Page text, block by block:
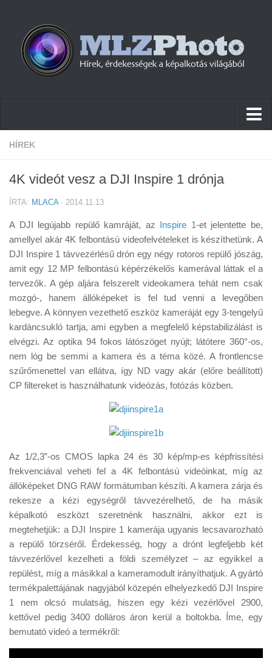
Hírek
Cikkek
Firmware
Tudástár
Tanácsok
Érdekességek
Helyszíni Riport
E-BB
HÍREK
4K videót vesz a DJI Inspire 1 drónja
ÍRTA: MLACA· 2014.11.13
A DJI legújabb repülő kamráját, az Inspire 1-et jelentette be,
amellyel akár 4K felbontású videofelvételeket is készíthetünk. A
DJI Inspire 1 távvezérlésű drón egy négy rotoros repülő jószág,
amit egy 12 MP felbontású képérzékelős kamerával láttak el a
tervezők. A gép aljára felszerelt videokamera tehát nem csak
mozgó-, hanem állóképeket is fel tud venni a levegőben
lebegve. A könnyen vezethető eszköz kameráját egy 3-tengelyű
kardáncsukló tartja, ami egyben a megfelelő képstabilizálást is
elvégzi. Az optika 94 fokos látószöget nyújt; látótere 360°-os,
nem lóg be semmi a kamera és a téma közé. A frontlencse
szűrőmenettel van ellátva, így ND vagy akár (előre beállított)
CP filtereket is használhatunk videózás, fotózás közben.
Az 1/2,3”-os CMOS lapka 24 és 30 kép/mp-es képfrissítési
frekvenciával veheti fel a 4K felbontású videóinkat, míg az
állóképeket DNG RAW formátumban készíti. A kamera zárja és
rekesze a kézi egységről távvezérelhető, de ha másik
képalkotó eszközt szeretnénk használni, akkor ezt is
megtehetjük: a DJI Inspire 1 kamerája ugyanis lecsavarozható
a repülő törzséről. Érdekesség, hogy a drónt legfeljebb két
távvezérlővel kezelheti a földi személyzet – az egyikkel a
repülést, míg a másikkal a kameramodult irányíthatjuk. A gyártó
termékpalettájának nagyjából közepén elhelyezkedő DJI Inspire
1 nem olcsó mulatság, hiszen egy kézi vezérlővel 2900,
kettővel pedig 3400 dolláros áron kerül a boltokba. Íme, egy
bemutató videó a termékről: